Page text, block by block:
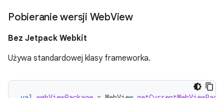
Pobieranie wersji WebView
Bez Jetpack Webkit
Używa standardowej klasy frameworka.